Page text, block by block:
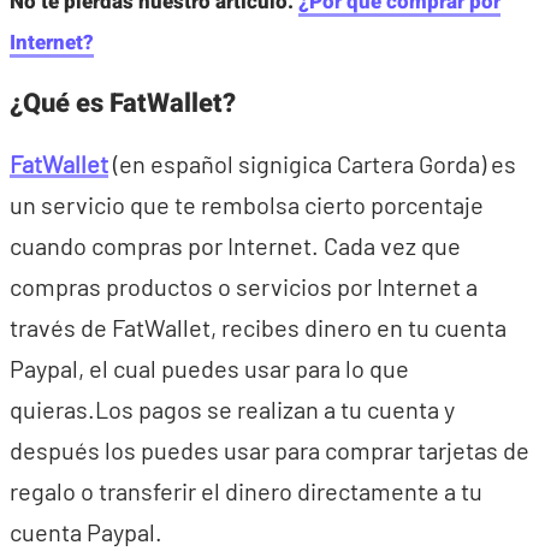
Internet?
¿Qué es FatWallet?
FatWallet(en español signigica Cartera Gorda) es
un servicio que te rembolsa cierto porcentaje
cuando compras por Internet. Cada vez que
compras productos o servicios por Internet a
través de FatWallet, recibes dinero en tu cuenta
Paypal, el cual puedes usar para lo que
quieras.Los pagos se realizan a tu cuenta y
después los puedes usar para comprar tarjetas de
regalo o transferir el dinero directamente a tu
cuenta Paypal.